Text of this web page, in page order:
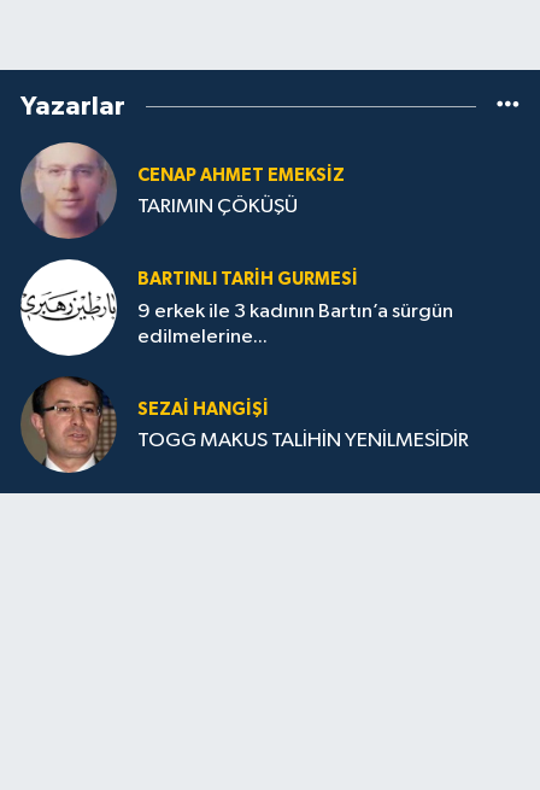
Yazarlar
CENAP AHMET EMEKSİZ
TARIMIN ÇÖKÜŞÜ
BARTINLI TARIH GURMESI
9 erkek ile 3 kadının Bartın’a sürgün
edilmelerine...
SEZAI HANGİŞİ
TOGG MAKUS TALİHİN YENİLMESİDİR